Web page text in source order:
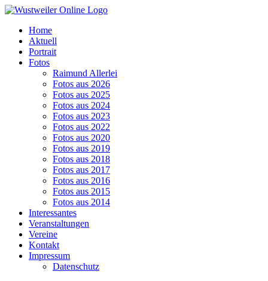
Zum
springenHome
Aktuell
Portrait
Fotos
Raimund Allerlei
Fotos aus 2026
Fotos aus 2025
Fotos aus 2024
Fotos aus 2023
Fotos aus 2022
Fotos aus 2020
Fotos aus 2019
Fotos aus 2018
Fotos aus 2017
Fotos aus 2016
Fotos aus 2015
Fotos aus 2014
Interessantes
Veranstaltungen
Vereine
Kontakt
Impressum
Datenschutz